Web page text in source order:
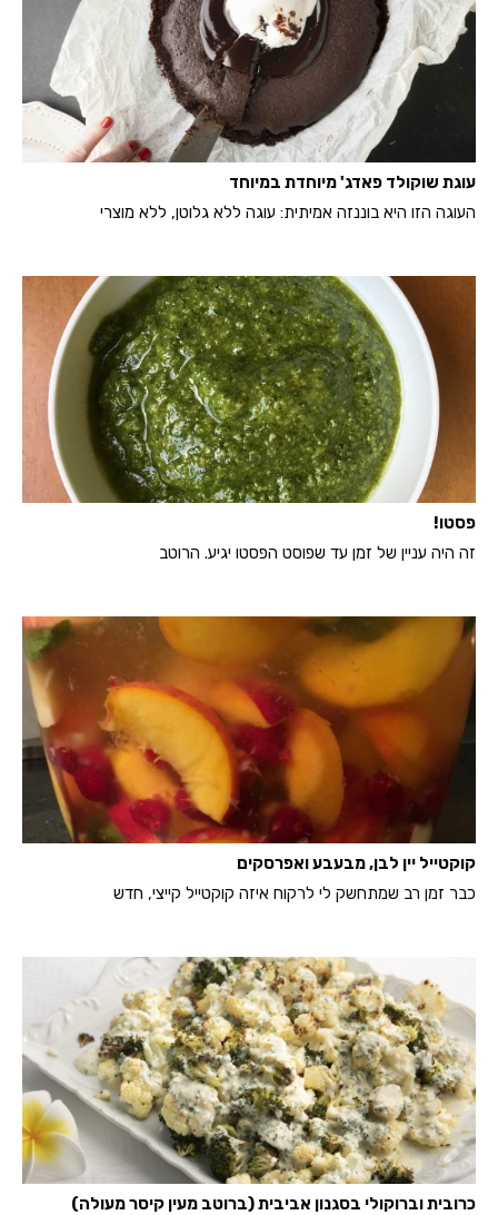
עוגת שוקולד פאדג' מיוחדת במיוחד
העוגה הזו היא בוננזה אמיתית: עוגה ללא גלוטן, ללא מוצרי
פסטו!
זה היה עניין של זמן עד שפוסט הפסטו יגיע. הרוטב
קוקטייל יין לבן, מבעבע ואפרסקים
כבר זמן רב שמתחשק לי לרקוח איזה קוקטייל קייצי, חדש
כרובית וברוקולי בסגנון אביבית (ברוטב מעין קיסר מעולה)